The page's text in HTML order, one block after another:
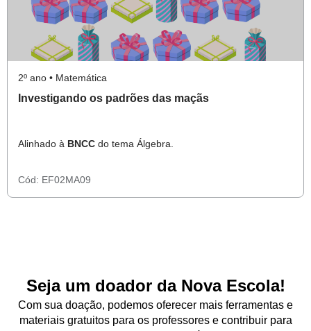
2º ano • Matemática
Investigando os padrões das maçãs
Alinhado à BNCC do tema Álgebra.
Cód: EF02MA09
Seja um doador da Nova Escola!
Com sua doação, podemos oferecer mais ferramentas e
materiais gratuitos para os professores e contribuir para